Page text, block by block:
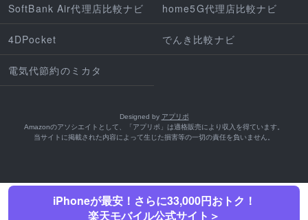
SoftBank Air代理店比較ナビ home5G代理店比較ナビ
4DPocket でんき比較ナビ
電気代節約のミカタ
Designed by アプリポ
Amazonのアソシエイトとして、「アプリポ」は適格販売により収入を得ています。
当サイトに掲載された内容によって生じた損害等の一切の責任を負いません。
iPhoneが最安！さらに33,000円おトク！
楽天モバイル公式サイト＞